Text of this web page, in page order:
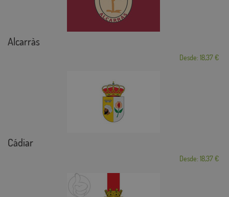
Alcarràs
Desde: 18,37 €
Cádiar
Desde: 18,37 €